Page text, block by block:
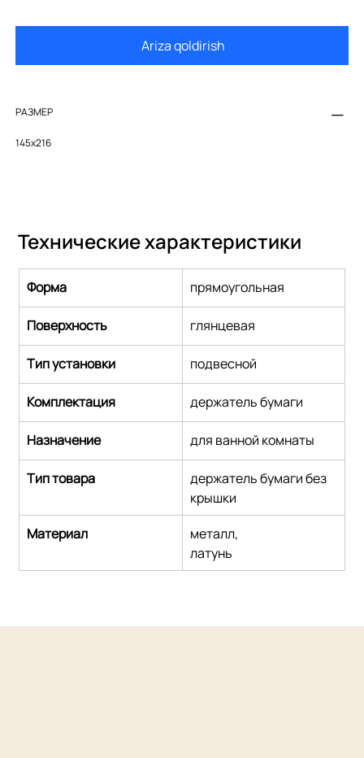
Ariza qoldirish
РАЗМЕР
145x216
Технические характеристики
Форма прямоугольная
Поверхность глянцевая
Тип установки подвесной
Комплектация держатель бумаги
Назначение для ванной комнаты
Тип товара
держатель бумаги без
крышки
Материал
металл,
латунь